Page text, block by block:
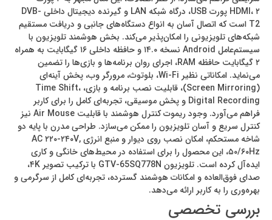
HDMI، ۲ پورت USB، درگاه شبکه LAN و گیرنده دیجیتال داخلی DVB-
T2 است که اتصال آسان به انواع دستگاه‌های جانبی و دریافت مستقیم
شبکه‌های تلویزیونی را امکان‌پذیر می‌کند. بخش هوشمند تلویزیون با
سیستم‌عامل Android نسخه ۱۴.۰ و حافظه داخلی ۱۶ گیگابایت به همراه
۲ گیگابایت حافظه RAM، اجرای روان برنامه‌ها و بازی‌ها را تضمین
می‌نماید. امکاناتی نظیر Wi-Fi، بلوتوث، مرورگر وب، پخش آینه‌ای
(Screen Mirroring)، قابلیت نصب برنامه و بازی، Time Shift،
Digital Recording و پخش موسیقی، تجربه‌ای کامل را برای کاربر
فراهم می‌آورد. وجود ریموت کنترل هوشمند با قابلیت Air Mouse نیز
کنترل سریع و آسان تلویزیون را ممکن می‌سازد. طراحی مدرن با پایه دو
شاخه مستحکم، امکان نصب روی دیوار و منبع انرژی AC ۲۲۰-۲۴۰V,
۵۰/۶۰Hz، این محصول را برای استفاده در محیط‌های خانگی و کاری
ایده‌آل کرده است. تلویزیون GTV-65SQ778N با ترکیب تصویر ۴K،
صدای فوق‌العاده و امکانات هوشمند گسترده، تجربه‌ای کامل از سرگرمی و
بهره‌وری را به کاربر ارائه می‌دهد.
بررسی تخصصی